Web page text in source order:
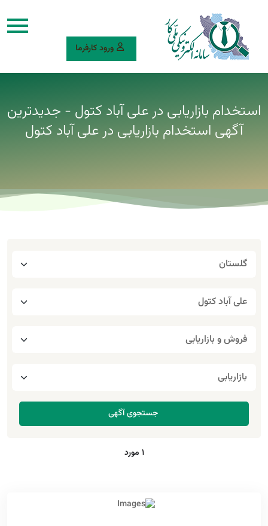
ورود کارفرما
استخدام بازاریابی در علی آباد کتول - جدیدترین
آگهی استخدام بازاریابی در علی آباد کتول
1 مورد